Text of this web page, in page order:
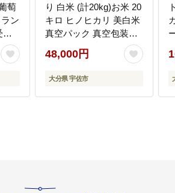
萄
ン
付
り
海
＞
エ
り 白米 (計20kg)お米 20
キロ ヒノヒカリ 美白米
真空パック 真空包装
【114900500】【祥田産
業
48,000円
大分県 宇佐市